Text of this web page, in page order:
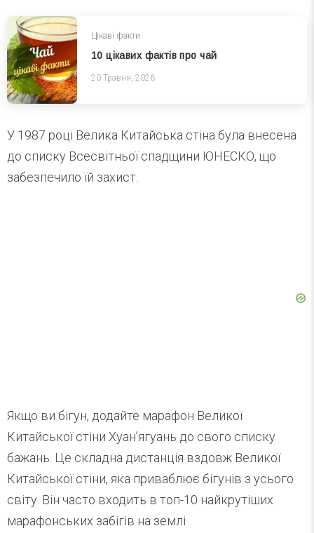
Цікаві факти
10 цікавих фактів про чай
20 Травня, 2026
У 1987 році Велика Китайська стіна була внесена
до списку Всесвітньої спадщини ЮНЕСКО, що
забезпечило їй захист.
Якщо ви бігун, додайте марафон Великої
Китайської стіни Хуан’ягуань до свого списку
бажань. Це складна дистанція вздовж Великої
Китайської стіни, яка приваблює бігунів з усього
світу. Він часто входить в топ-10 найкрутіших
марафонських забігів на землі.